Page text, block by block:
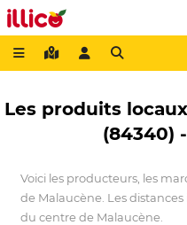
Les produits
(84340) -
Voici les producteurs, les
de Malaucène. Les
du centre de Malaucène.